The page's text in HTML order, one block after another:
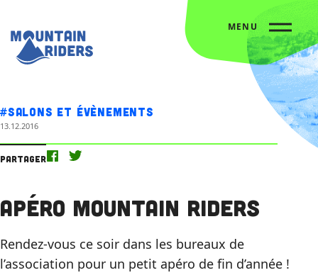
MENU
#Salons et évènements
13.12.2016
Partager
Apéro Mountain Riders
Rendez-vous ce soir dans les bureaux de
l’association pour un petit apéro de fin d’année !